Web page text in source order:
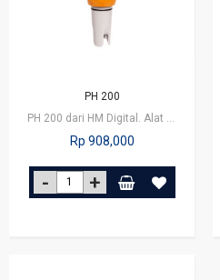
PH 200
Rp 908,000